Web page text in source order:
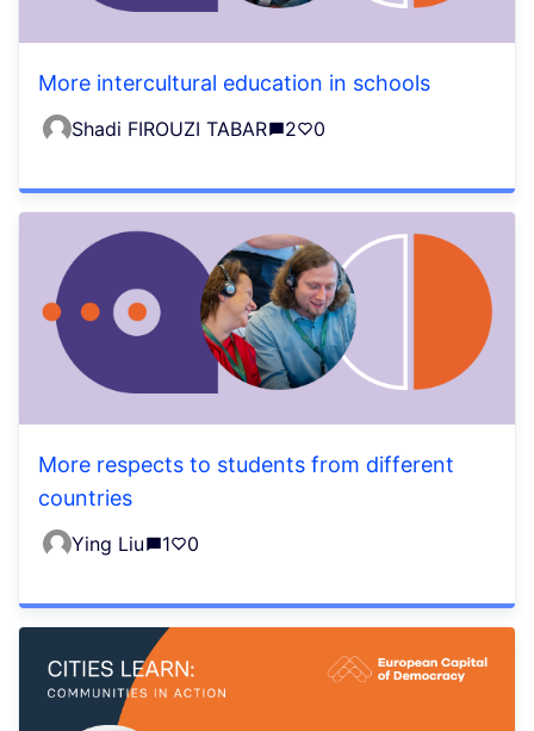
More intercultural education in schools
Shadi FIROUZI TABAR 2 0
More respects to students from different
countries
Ying Liu 1 0